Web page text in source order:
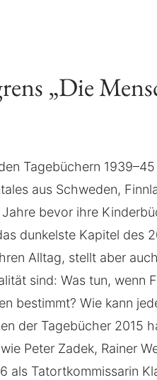
„Die
Tagebüchern
aus Schweden,
bevor ihre
dunkelste Kapitel des
Alltag, stellt aber
sind: Was tun, wenn
bestimmt? Wie kann
der Tagebücher 2015
Peter Zadek, Rainer
als Tatortkommissarin